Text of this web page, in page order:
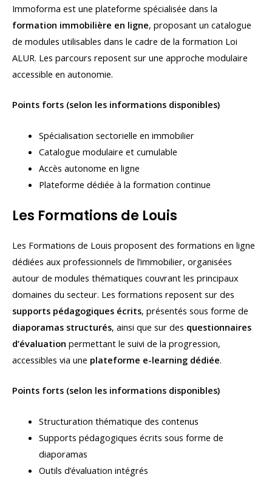
Immoforma est une plateforme spécialisée dans la
formation immobilière en ligne, proposant un catalogue
de modules utilisables dans le cadre de la formation Loi
ALUR. Les parcours reposent sur une approche modulaire
accessible en autonomie.
Points forts (selon les informations disponibles)
Spécialisation sectorielle en immobilier
Catalogue modulaire et cumulable
Accès autonome en ligne
Plateforme dédiée à la formation continue
Les Formations de Louis
Les Formations de Louis proposent des formations en ligne
dédiées aux professionnels de l’immobilier, organisées
autour de modules thématiques couvrant les principaux
domaines du secteur. Les formations reposent sur des
supports pédagogiques écrits, présentés sous forme de
diaporamas structurés, ainsi que sur des questionnaires
d’évaluation permettant le suivi de la progression,
accessibles via une plateforme e-learning dédiée.
Points forts (selon les informations disponibles)
Structuration thématique des contenus
Supports pédagogiques écrits sous forme de
diaporamas
Outils d’évaluation intégrés